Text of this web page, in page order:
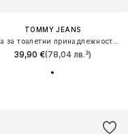
TOMMY JEANS
39,90 €(78,04 лв.³)